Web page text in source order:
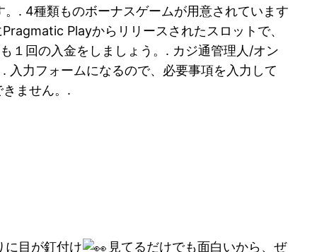
. 4種類ものボーナスゲームが用意されています
Playからリリースされたスロットで、
１回の入金をしましょう。. カジ通管理人/オン
力フォームになるので、必要事項を入力して
ません。.
に目が釘付け
見てるだけでも面白いから、ぜ